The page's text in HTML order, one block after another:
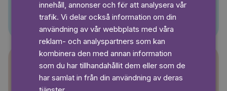
Sagasagor
innehåll, annonser och för att analysera vår
trafik. Vi delar också information om din
användning av vår webbplats med våra
reklam- och analyspartners som kan
kombinera den med annan information
som du har tillhandahållit dem eller som de
har samlat in från din användning av deras